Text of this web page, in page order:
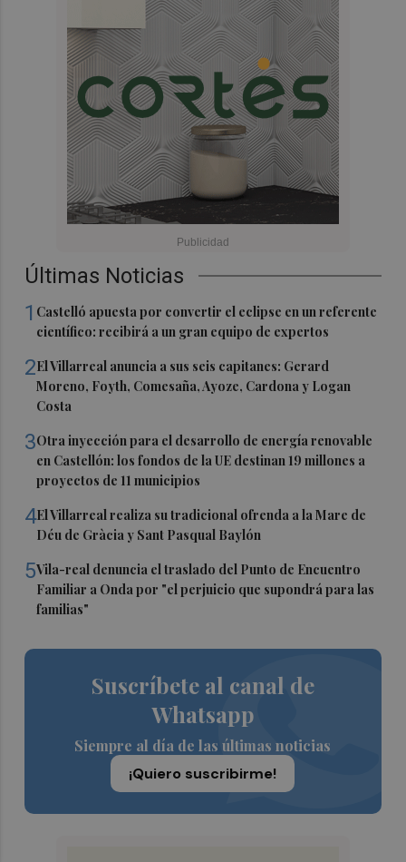
Últimas Noticias
1 Castelló apuesta por convertir el eclipse en un referente
científico: recibirá a un gran equipo de expertos
2El Villarreal anuncia a sus seis capitanes: Gerard
Moreno, Foyth, Comesaña, Ayoze, Cardona y Logan
Costa
3Otra inyección para el desarrollo de energía renovable
en Castellón: los fondos de la UE destinan 19 millones a
proyectos de 11 municipios
4El Villarreal realiza su tradicional ofrenda a la Mare de
Déu de Gràcia y Sant Pasqual Baylón
5Vila-real denuncia el traslado del Punto de Encuentro
Familiar a Onda por "el perjuicio que supondrá para las
familias"
Suscríbete al canal de
Whatsapp
Siempre al día de las últimas noticias
¡Quiero suscribirme!